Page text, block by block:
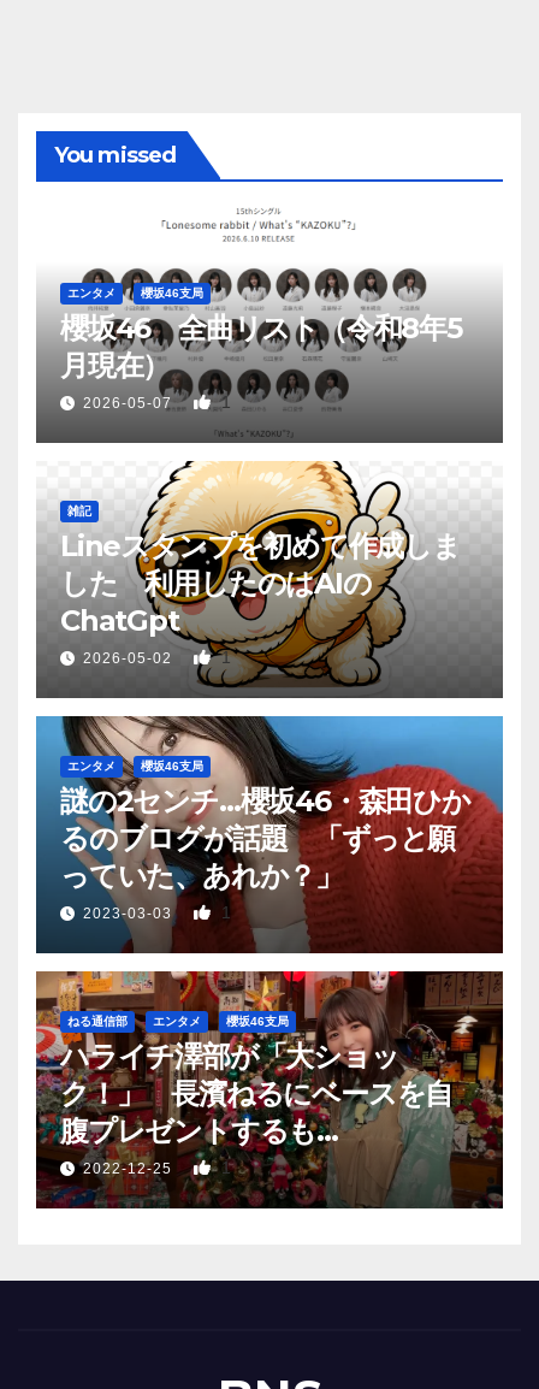
You missed
エンタメ 櫻坂46支局
櫻坂46 全曲リスト（令和8年5
月現在）
2026-05-07 1
雑記
Lineスタンプを初めて作成しま
した 利用したのはAIの
ChatGpt
2026-05-02 1
エンタメ 櫻坂46支局
謎の2センチ…櫻坂46・森田ひか
るのブログが話題 「ずっと願
っていた、あれか？」
2023-03-03 1
ねる通信部 エンタメ 櫻坂46支局
ハライチ澤部が「大ショッ
ク！」 長濱ねるにベースを自
腹プレゼントするも…
2022-12-25 1